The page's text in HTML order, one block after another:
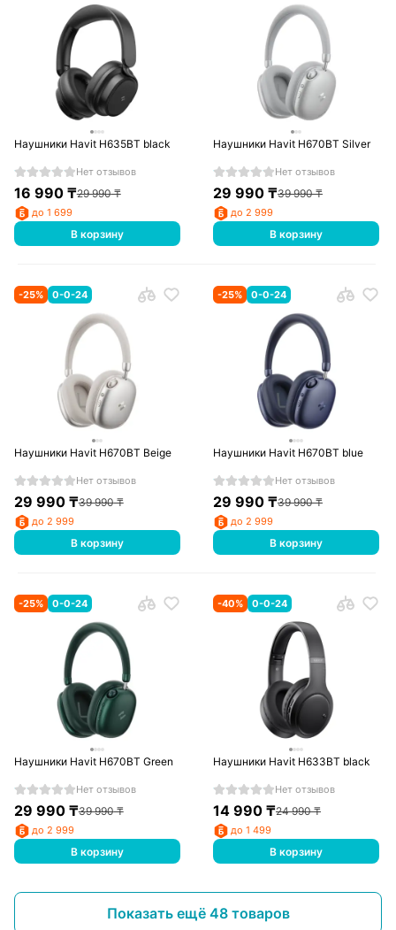
Наушники Havit H635BT black
Нет отзывов
16 990₸29 990₸
до 1 699
В корзину
Наушники Havit H670BT Silver
Нет отзывов
29 990 ₸39 990₸
до 2 999
В корзину
-25% 0-0-24
Наушники Havit H670BT Beige
Нет отзывов
29 990₸39 990₸
до 2 999
В корзину
-25% 0-0-24
Наушники Havit H670BT blue
Нет отзывов
29 990 ₸39 990₸
до 2 999
В корзину
-25% 0-0-24
Наушники Havit H670BT Green
Нет отзывов
29 990₸39 990₸
до 2 999
В корзину
-40% 0-0-24
Наушники Havit H633BT black
Нет отзывов
14 990 ₸24 990₸
до 1 499
В корзину
Показать ещё 48 товаров